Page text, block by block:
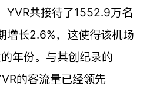
YVR共接待了1552.9万名
增长2.6%，这使得该机场
年份。与其创纪录的
的客流量已经领先